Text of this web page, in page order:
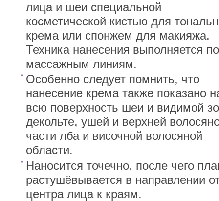
лица и шеи специальной
косметической кистью для
крема или спонжем для макияжа.
Техника нанесения выполняется по
массажным линиям.
Особенно следует помнить, что
нанесение крема также показано
всю поверхность шеи и видимой
декольте, ушей и верхней
части лба и височной волосяной
области.
Наносится точечно, после чего
растушёвывается в направлении
центра лица к краям.